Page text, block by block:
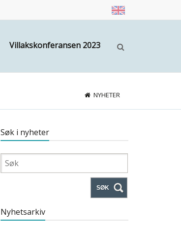
Villakskonferansen 2023
NYHETER
Søk i nyheter
SØK
Nyhetsarkiv